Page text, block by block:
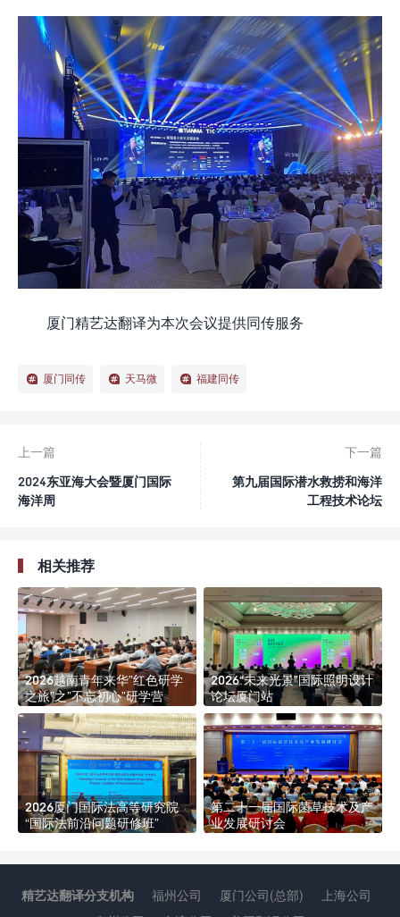
厦门精艺达翻译为本次会议提供同传服务
厦门同传 天马微 福建同传
上一篇
2024东亚海大会暨厦门国际
海洋周
下一篇
第九届国际潜水救捞和海洋
工程技术论坛
相关推荐
2026越南青年来华”红色研学
之旅”之”不忘初心”研学营
2026“未来光景”国际照明设计
论坛厦门站
2026厦门国际法高等研究院
“国际法前沿问题研修班”
第二十一届国际菌草技术及产
业发展研讨会
精艺达翻译分支机构 福州公司 厦门公司(总部)
上海公司